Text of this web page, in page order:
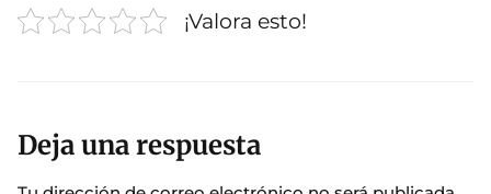
¡Valora esto!
Deja una respuesta